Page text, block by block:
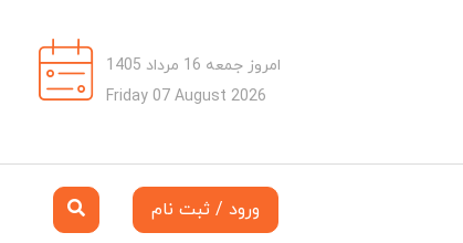
امروز جمعه 16 مرداد 1405
Friday 07 August 2026
ورود / ثبت نام